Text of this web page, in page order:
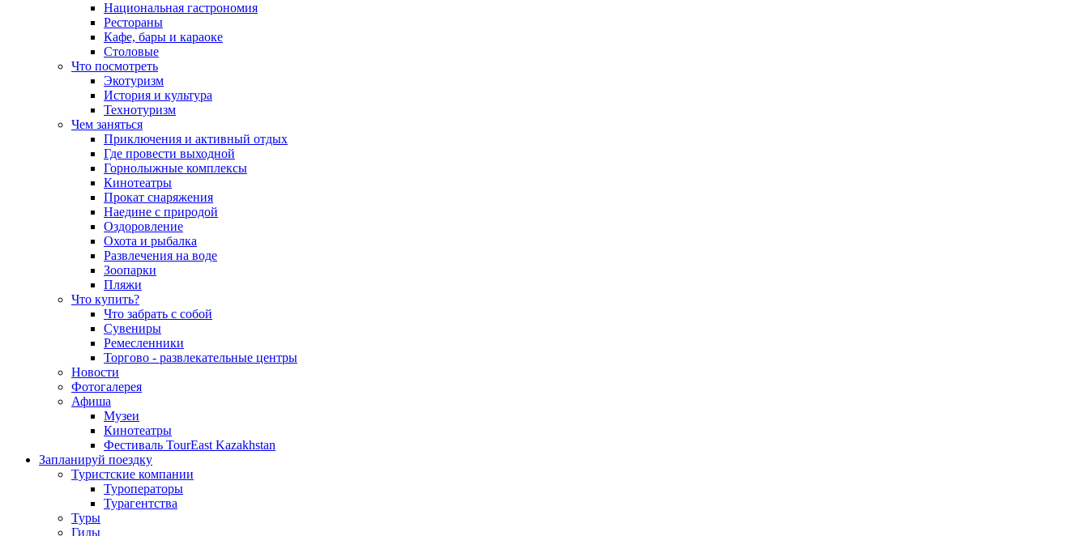
Национальная гастрономия
Рестораны
Кафе, бары и караоке
Столовые
Что посмотреть
Экотуризм
История и культура
Технотуризм
Чем заняться
Приключения и активный отдых
Где провести выходной
Горнолыжные комплексы
Кинотеатры
Прокат снаряжения
Наедине с природой
Оздоровление
Охота и рыбалка
Развлечения на воде
Зоопарки
Пляжи
Что купить?
Что забрать с собой
Сувениры
Ремесленники
Торгово - развлекательные центры
Новости
Фотогалерея
Афиша
Музеи
Кинотеатры
Фестиваль TourEast Kazakhstan
Запланируй поездку
Туристские компании
Туроператоры
Турагентства
Туры
Гиды